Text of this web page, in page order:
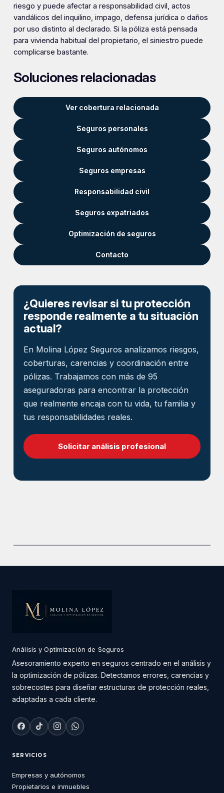
riesgo y puede afectar a responsabilidad civil, actos
vandálicos del inquilino, impago, defensa jurídica o daños
por uso distinto al declarado. Si la póliza está pensada
para vivienda habitual del propietario, el siniestro puede
complicarse bastante.
Soluciones relacionadas
Ver cobertura relacionada
Seguros personales
Seguros autónomos
Seguros empresas
Responsabilidad civil
Seguros expatriados
Optimización de seguros
Contacto
¿Quieres revisar si tu protección
responde realmente a tu situación
actual?
En Molina López Seguros analizamos riesgos,
coberturas, carencias y coordinación entre
pólizas. Trabajamos con más de 95
aseguradoras para encontrar la protección
que realmente encaja con tu vida, tu familia y
tus responsabilidades reales.
Solicitar análisis profesional
Análisis y Optimización de Seguros
Asesoramiento experto en seguros centrado en el análisis y
la optimización de pólizas. Detectamos errores, carencias y
sobrecostes para diseñar estructuras de protección reales,
adaptadas a cada cliente.
SERVICIOS
Empresas y autónomos
Propietarios e inmuebles